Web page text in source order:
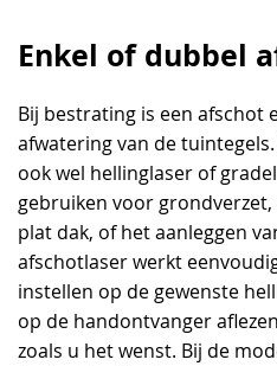
Enkel of dubbel
Bij bestrating is een afschot
afwatering van de
ook wel hellinglaser of
gebruiken voor
plat dak, of het aanleggen
afschotlaser werkt
instellen op de gewenste
op de handontvanger
zoals u het wenst. Bij de